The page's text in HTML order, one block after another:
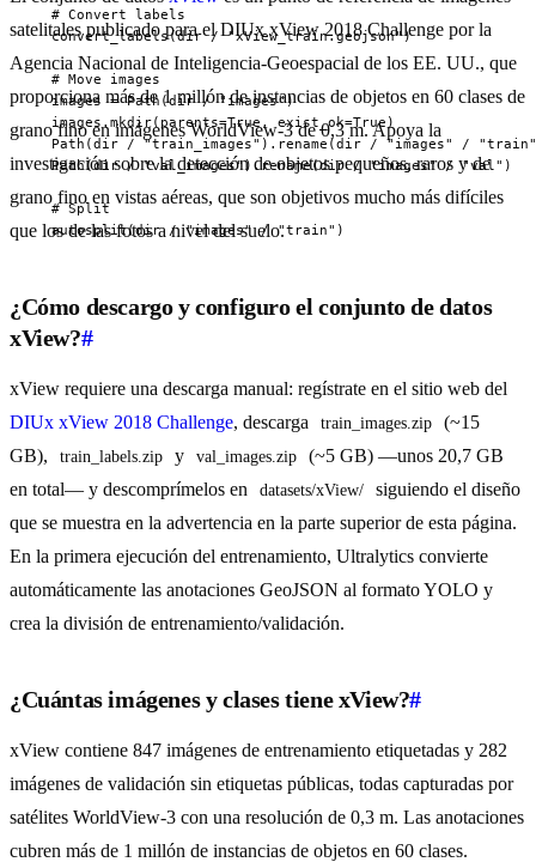
  # Convert labels
  convert_labels(dir / "xView_train.geojson")
  # Move images
  images = Path(dir / "images")
  images.mkdir(parents=True, exist_ok=True)
Path(dir / "train_images").rename(dir / "images" /
  Path(dir / "val_images").rename(dir / "images" / "val")
  # Split
  autosplit(dir / "images" / "train")
satelitales publicado para el DIUx xView 2018 Challenge por la
Agencia Nacional de Inteligencia-Geoespacial de los EE. UU., que
proporciona más de 1 millón de instancias de objetos en 60 clases de
grano fino en imágenes WorldView-3 de 0,3 m. Apoya la
investigación sobre la detección de objetos pequeños, raros y de
grano fino en vistas aéreas, que son objetivos mucho más difíciles
que los de las fotos a nivel del suelo.
¿Cómo descargo y configuro el conjunto de datos
xView?#
xView requiere una descarga manual: regístrate en el sitio web del
DIUx xView 2018 Challenge, descarga train_images.zip
(~15
GB),
train_labels.zip y val_images.zip
(~5 GB) —unos 20,7 GB
en total— y descomprímelos en
datasets/xView/
siguiendo el diseño
que se muestra en la advertencia en la parte superior de esta página.
En la primera ejecución del entrenamiento, Ultralytics convierte
automáticamente las anotaciones GeoJSON al formato YOLO y
crea la división de entrenamiento/validación.
¿Cuántas imágenes y clases tiene xView?#
xView contiene 847 imágenes de entrenamiento etiquetadas y 282
imágenes de validación sin etiquetas públicas, todas capturadas por
satélites WorldView-3 con una resolución de 0,3 m. Las anotaciones
cubren más de 1 millón de instancias de objetos en 60 clases.